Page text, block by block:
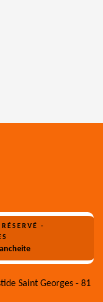
-
Saint Georges - 81